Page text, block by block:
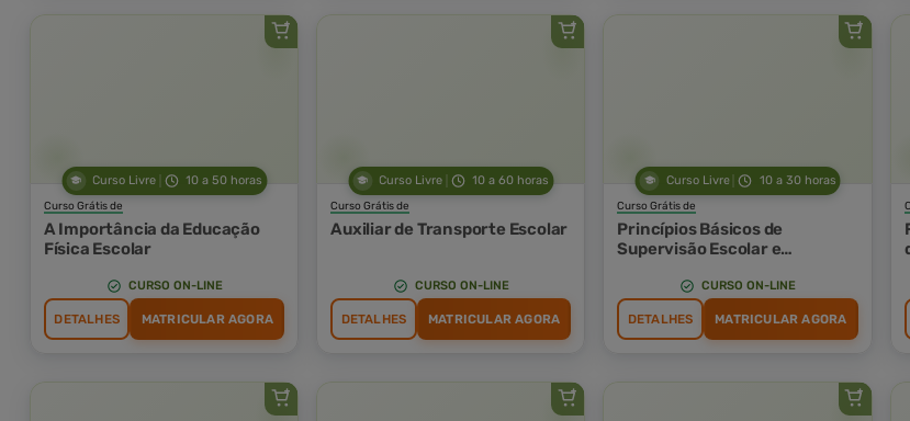
Curso Livre 10 a 50 horas
Curso Grátis de
A Importância da Educação
Física Escolar
CURSO ON-LINE
DETALHES MATRICULAR AGORA
Curso Livre 10 a 60 horas
Curso Grátis de
Auxiliar de Transporte Escolar
CURSO ON-LINE
DETALHES MATRICULAR AGORA
Curso Livre 10 a 30 horas
Curso Grátis de
Princípios Básicos de
Supervisão Escolar e
CURSO ON-LINE
DETALHES MATRICULAR AGORA